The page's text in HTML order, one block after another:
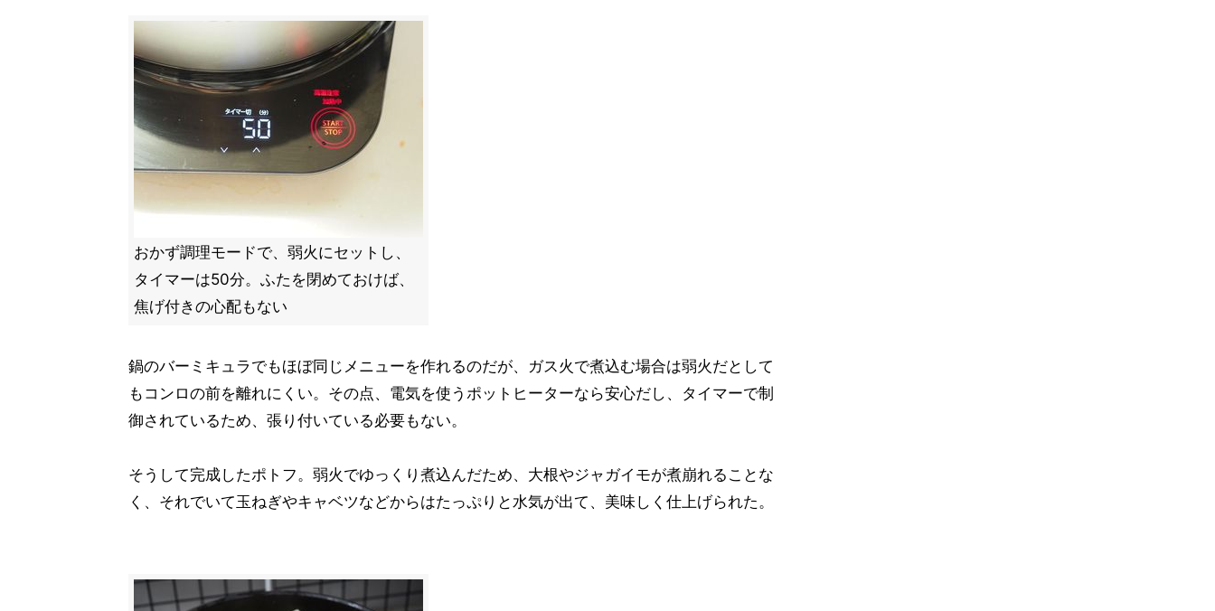
おかず調理モードで、弱火にセットし、
タイマーは50分。ふたを閉めておけば、
焦げ付きの心配もない
鍋のバーミキュラでもほぼ同じメニューを作れるのだが、ガス火で煮込む場合は弱火だとして
もコンロの前を離れにくい。その点、電気を使うポットヒーターなら安心だし、タイマーで制
御されているため、張り付いている必要もない。
そうして完成したポトフ。弱火でゆっくり煮込んだため、大根やジャガイモが煮崩れることな
く、それでいて玉ねぎやキャベツなどからはたっぷりと水気が出て、美味しく仕上げられた。